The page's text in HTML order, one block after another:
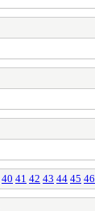
40 41 42 43 44 45 46